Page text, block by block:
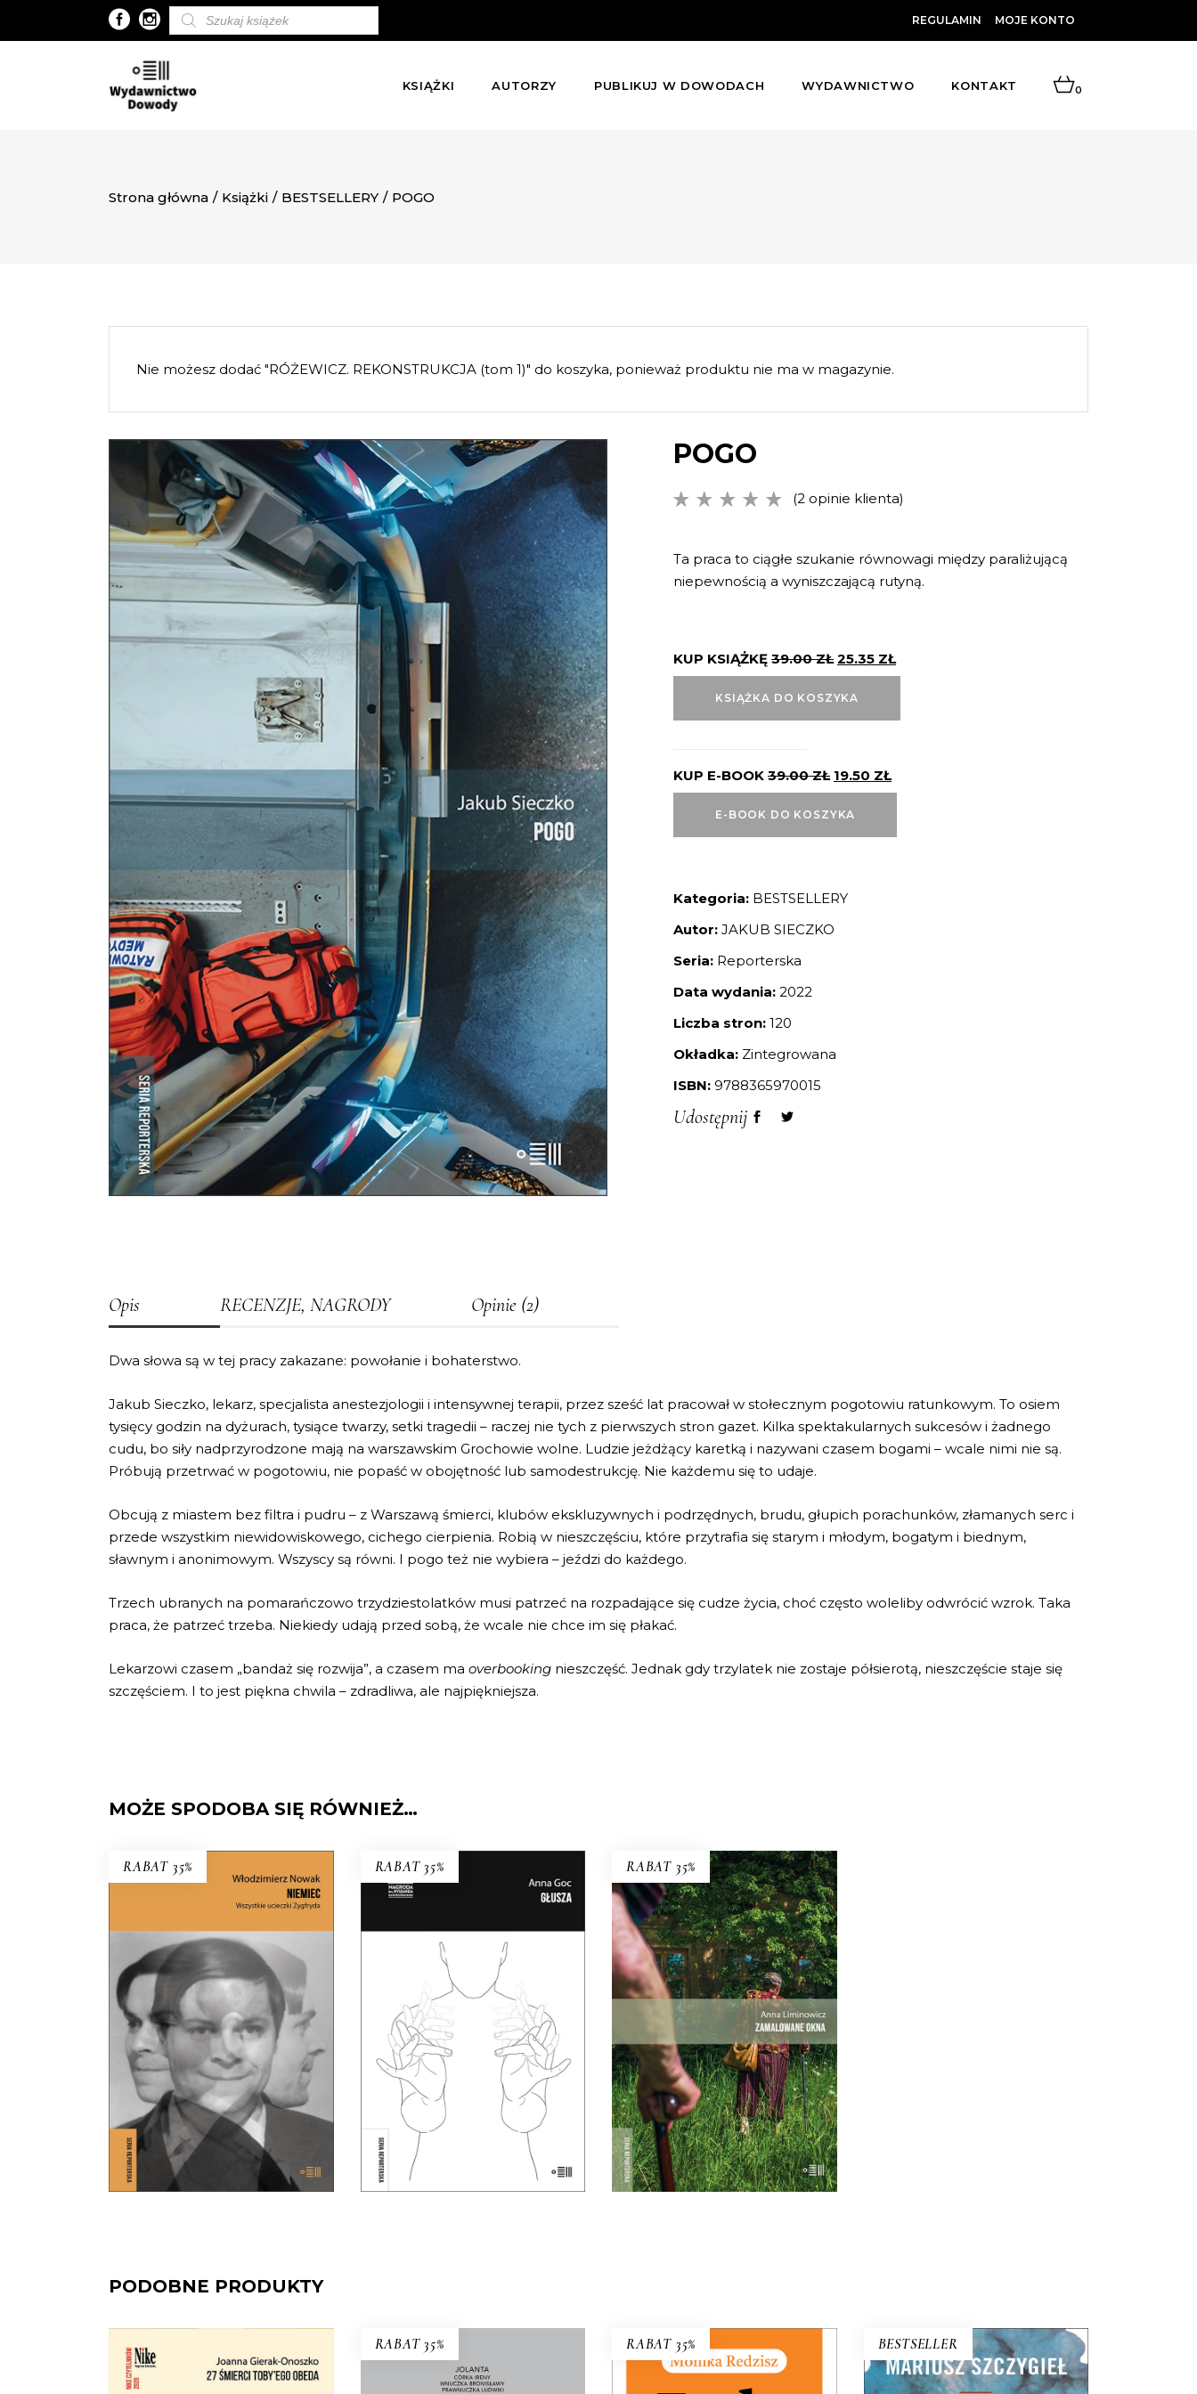
Wyszukiwarka
produktów
REGULAMIN MOJE KONTO
KSIĄŻKI AUTORZY PUBLIKUJ W DOWODACH WYDAWNICTWO KONTAKT 0
Strona główna / Książki / BESTSELLERY / POGO
Nie możesz dodać "RÓŻEWICZ. REKONSTRUKCJA (tom 1)" do koszyka, ponieważ produktu nie ma w magazynie.
POGO
Oceniony
podstawie
2
ocen
klientów
(2 opinie klienta)
Ta praca to ciągłe szukanie równowagi między paraliżującą
niepewnością a wyniszczającą rutyną.
KUP KSIĄŻKĘ 39.00ZŁ 25.35 ZŁ
KSIĄŻKA DO KOSZYKA
KUP E-BOOK 39.00ZŁ 19.50 ZŁ
E-BOOK DO KOSZYKA
Kategoria: BESTSELLERY
Autor: JAKUB SIECZKO
Seria: Reporterska
Data wydania: 2022
Liczba stron: 120
Okładka: Zintegrowana
ISBN: 9788365970015
Udostępnij
Opis RECENZJE, NAGRODY Opinie (2)
Dwa słowa są w tej pracy zakazane: powołanie i bohaterstwo.
Jakub Sieczko, lekarz, specjalista anestezjologii i intensywnej terapii, przez sześć lat pracował w stołecznym pogotowiu ratunkowym. To osiem
tysięcy godzin na dyżurach, tysiące twarzy, setki tragedii – raczej nie tych z pierwszych stron gazet. Kilka spektakularnych sukcesów i żadnego
cudu, bo siły nadprzyrodzone mają na warszawskim Grochowie wolne. Ludzie jeżdżący karetką i nazywani czasem bogami – wcale nimi nie są.
Próbują przetrwać w pogotowiu, nie popaść w obojętność lub samodestrukcję. Nie każdemu się to udaje.
Obcują z miastem bez filtra i pudru – z Warszawą śmierci, klubów ekskluzywnych i podrzędnych, brudu, głupich porachunków, złamanych serc i
przede wszystkim niewidowiskowego, cichego cierpienia. Robią w nieszczęściu, które przytrafia się starym i młodym, bogatym i biednym,
sławnym i anonimowym. Wszyscy są równi. I pogo też nie wybiera – jeździ do każdego.
Trzech ubranych na pomarańczowo trzydziestolatków musi patrzeć na rozpadające się cudze życia, choć często woleliby odwrócić wzrok. Taka
praca, że patrzeć trzeba. Niekiedy udają przed sobą, że wcale nie chce im się płakać.
Lekarzowi czasem „bandaż się rozwija”, a czasem ma overbooking nieszczęść. Jednak gdy trzylatek nie zostaje półsierotą, nieszczęście staje się
szczęściem. I to jest piękna chwila – zdradliwa, ale najpiękniejsza.
MOŻE SPODOBA SIĘ RÓWNIEŻ…
RABAT 35%
E-BOOK DO
KOSZYKA
UCIECZKI ZYGFRYDA
Czy Zygfryd Kapela zdradził
Niemcy z Polską, czy Polskę z
Niemcami?
61.00 39.65 zł
KSIĄŻKA DO
KOSZYKA
RABAT 35%
Dotąd o głuchych wypowiadali
się głównie ci, którzy słyszą.
Teraz głusi chcą opowiedzieć o
sobie sami.
59.00zł 38.35zł
KSIĄŻKA DO
KOSZYKA
RABAT 35%
ZAMALOWANE OKNA
Mieli tu swoją małą wspólnotę – i
dużą nieufność wobec siebie.
Premiera 25 maja
42.00 27.30zł
KSIĄŻKA DO
KOSZYKA
PODOBNE PRODUKTY
RABAT 35% RABAT 35% BESTSELLERFAKTY MUSZĄ
ZATAŃCZYĆ